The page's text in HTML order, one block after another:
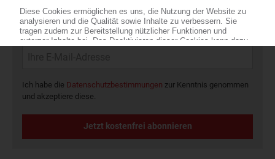
Die wichtigsten Nachrichten und Neuigkeiten aus der
Kunststoffbranche – jeden Tag brandaktuell!
Ich habe die Datenschutzbestimmungen zur Kenntnis genommen
und akzeptiere diese.
Jetzt kostenfrei abonnieren